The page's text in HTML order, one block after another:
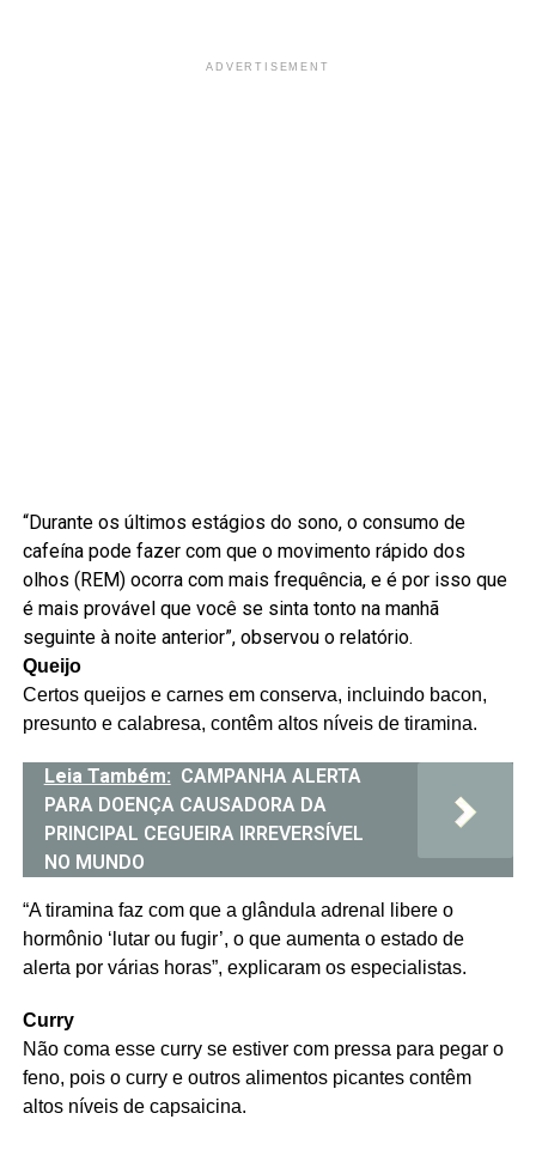
ADVERTISEMENT
“Durante os últimos estágios do sono, o consumo de
cafeína pode fazer com que o movimento rápido dos
olhos (REM) ocorra com mais frequência, e é por isso que
é mais provável que você se sinta tonto na manhã
seguinte à noite anterior”, observou o relatório.
Queijo
Certos queijos e carnes em conserva, incluindo bacon,
presunto e calabresa, contêm altos níveis de tiramina.
Leia Também: CAMPANHA ALERTA
PARA DOENÇA CAUSADORA DA
PRINCIPAL CEGUEIRA IRREVERSÍVEL
NO MUNDO
“A tiramina faz com que a glândula adrenal libere o
hormônio ‘lutar ou fugir’, o que aumenta o estado de
alerta por várias horas”, explicaram os especialistas.
Curry
Não coma esse curry se estiver com pressa para pegar o
feno, pois o curry e outros alimentos picantes contêm
altos níveis de capsaicina.